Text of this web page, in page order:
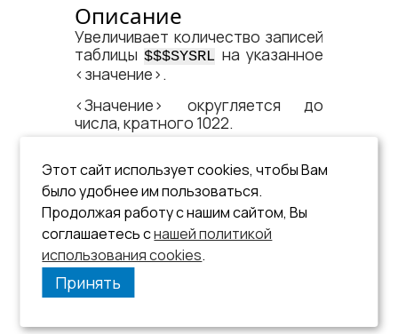
Описание
Увеличивает количество записей
таблицы$$$SYSRL на указанное
<​значение​>.
<​Значение​> округляется до
числа, кратного 1022.
testdb -at 100
Количество записей таблицы
увеличится на 1022.
Этот сайт использует cookies, чтобы Вам
было удобнее им пользоваться.
Продолжая работу с нашим сайтом, Вы
соглашаетесь снашей политикой
использования cookies.
Принять